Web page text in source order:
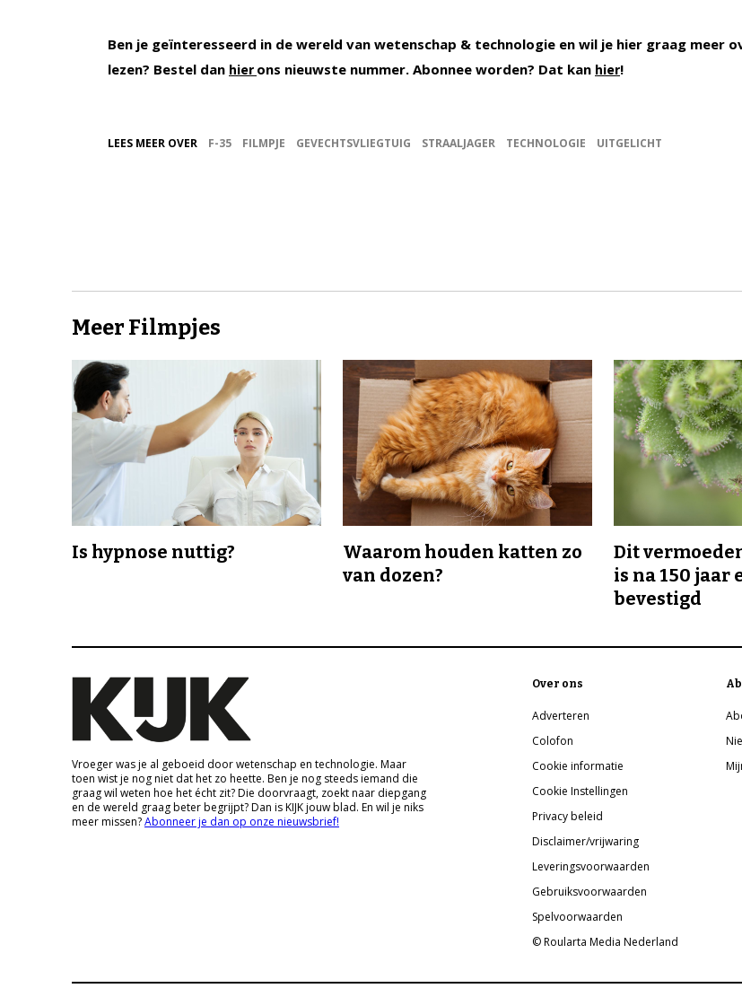
Ben je geïnteresseerd in de wereld van wetenschap & technologie en wil je hier graag meer
lezen? Bestel dan hier ons nieuwste nummer. Abonnee worden? Dat kan hier!
LEES MEER OVER F-35 FILMPJE GEVECHTSVLIEGTUIG STRAALJAGER TECHNOLOGIE UITGELICHT
Meer Filmpjes
Is hypnose nuttig?
Waarom houden katten zo
van dozen?
Dit
is na 150 jaar
bevestigd
Vroeger was je al geboeid door wetenschap en technologie. Maar
toen wist je nog niet dat het zo heette. Ben je nog steeds iemand die
graag wil weten hoe het écht zit? Die doorvraagt, zoekt naar diepgang
en de wereld graag beter begrijpt? Dan is KIJK jouw blad. En wil je niks
meer missen?Abonneer je dan op onze nieuwsbrief!
Over ons
Adverteren
Colofon
Cookie informatie
Cookie Instellingen
Privacy beleid
Disclaimer/vrijwaring
Leveringsvoorwaarden
Gebruiksvoorwaarden
Spelvoorwaarden
© Roularta Media Nederland